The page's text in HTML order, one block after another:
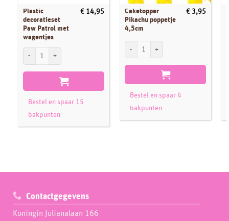
Plastic
decoratieset
Paw Patrol met
wagentjes
€ 14,95
Plastic decoratieset Paw Patrol met wagentjes aantal
Bestel en spaar 15
bakpunten
Caketopper
Pikachu poppetje
4,5cm
€ 3,95
Caketopper Pikachu poppetje 4,5cm
Bestel en spaar 4
bakpunten
Contactgegevens
Koningin Julianalaan 166